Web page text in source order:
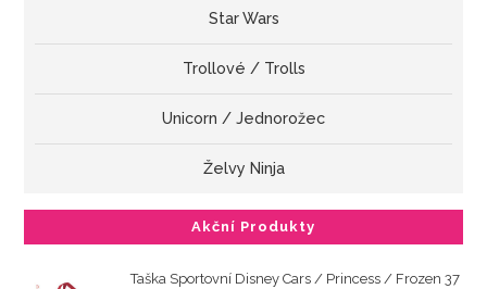
Star Wars
Trollové / Trolls
Unicorn / Jednorožec
Želvy Ninja
Akční Produkty
Taška Sportovní Disney Cars / Princess / Frozen 37